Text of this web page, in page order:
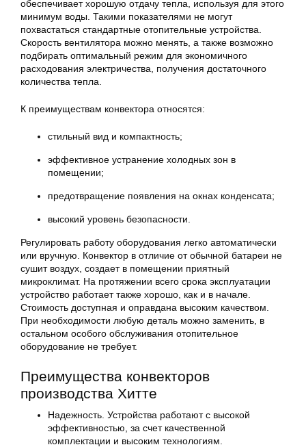
обеспечивает хорошую отдачу тепла, используя для этого
минимум воды. Такими показателями не могут
похвастаться стандартные отопительные устройства.
Скорость вентилятора можно менять, а также возможно
подбирать оптимальный режим для экономичного
расходования электричества, получения достаточного
количества тепла.
К преимуществам конвектора относятся:
стильный вид и компактность;
эффективное устранение холодных зон в
помещении;
предотвращение появления на окнах конденсата;
высокий уровень безопасности.
Регулировать работу оборудования легко автоматически
или вручную. Конвектор в отличие от обычной батареи не
сушит воздух, создает в помещении приятный
микроклимат. На протяжении всего срока эксплуатации
устройство работает также хорошо, как и в начале.
Стоимость доступная и оправдана высоким качеством.
При необходимости любую деталь можно заменить, в
остальном особого обслуживания отопительное
оборудование не требует.
Преимущества конвекторов
производства Хитте
Надежность. Устройства работают с высокой
эффективностью, за счет качественной
комплектации и высоким технологиям.